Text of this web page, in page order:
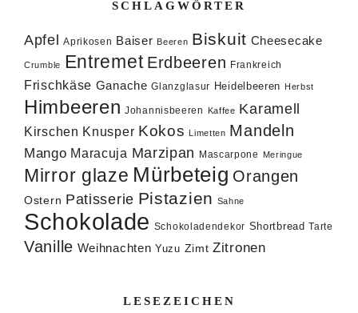
SCHLAGWÖRTER
Apfel Aprikosen Baiser Beeren Biskuit Cheesecake
Crumble Entremet Erdbeeren Frankreich
Frischkäse Ganache Glanzglasur Heidelbeeren Herbst
Himbeeren Johannisbeeren Kaffee Karamell
Kirschen Knusper Kokos Limetten Mandeln
Mango Maracuja Marzipan Mascarpone Meringue
Mirror glaze Mürbeteig Orangen
Ostern Patisserie Pistazien Sahne
Schokolade Schokoladendekor Shortbread Tarte
Vanille Weihnachten Yuzu Zimt Zitronen
LESEZEICHEN